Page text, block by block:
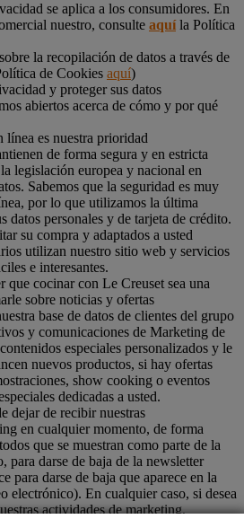
se aplica a los consumidores. En
nuestro, consulte aquíla Política
la recopilación de datos a través de
de Cookies aquí)
y proteger sus datos
abiertos acerca de cómo y por qué
línea es nuestra prioridad
de forma segura y en estricta
legislación europea y nacional en
Sabemos que la seguridad es muy
por lo que utilizamos la última
datos personales y de tarjeta de crédito.
su compra y adaptados a usted
utilizan nuestro sitio web y servicios
e interesantes.
que cocinar con Le Creuset sea una
sobre noticias y ofertas
base de datos de clientes del grupo
y comunicaciones de Marketing de
especiales personalizados y le
nuevos productos, si hay ofertas
show cooking o eventos
dedicadas a usted.
dejar de recibir nuestras
en cualquier momento, de forma
que se muestran como parte de la
para darse de baja de la newsletter
para darse de baja que aparece en la
electrónico). En cualquier caso, si desea
actividades de marketing,